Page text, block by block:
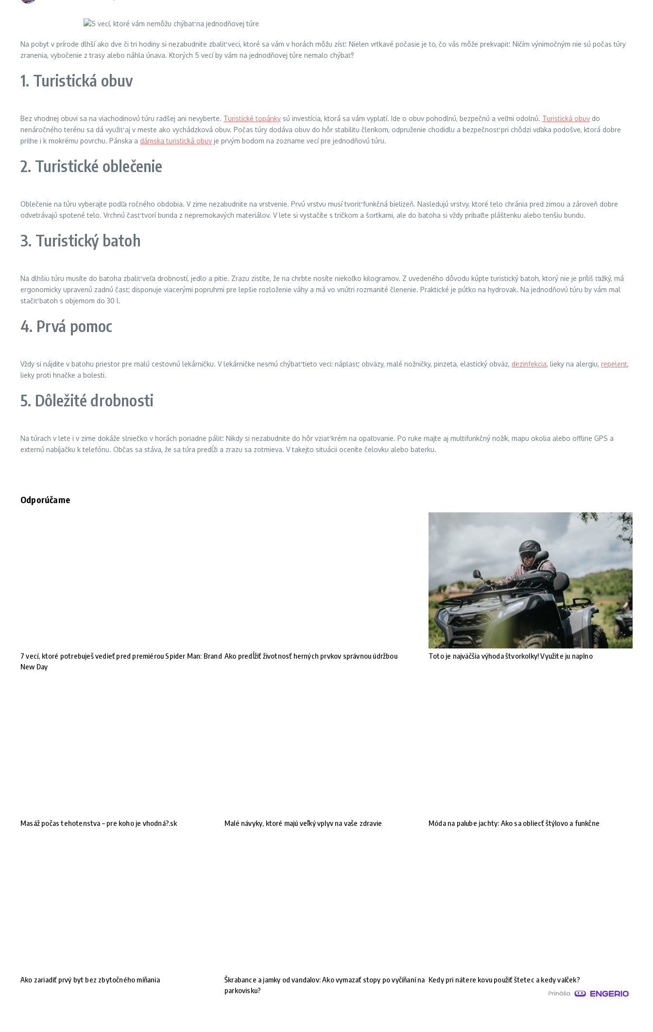
Na pobyt v prírode dlhší ako dve či tri hodiny si nezabudnite zbaliť veci, ktoré sa vám v horách môžu zísť. Nielen vrtkavé počasie je to, čo vás môže prekvapiť. Ničím výnimočným nie sú počas túry
zranenia, vybočenie z trasy alebo náhla únava. Ktorých 5 vecí by vám na jednodňovej túre nemalo chýbať?
1. Turistická obuv
Bez vhodnej obuvi sa na viachodinovú túru radšej ani nevyberte. Turistické topánky sú investícia, ktorá sa vám vyplatí. Ide o obuv pohodlnú, bezpečnú a veľmi odolnú. Turistická obuv do
nenáročného terénu sa dá využiť aj v meste ako vychádzková obuv. Počas túry dodáva obuv do hôr stabilitu členkom, odpruženie chodidlu a bezpečnosť pri chôdzi vďaka podošve, ktorá dobre
priľne i k mokrému povrchu. Pánska a dámska turistická obuv je prvým bodom na zozname vecí pre jednodňovú túru.
2. Turistické oblečenie
Oblečenie na túru vyberajte podľa ročného obdobia. V zime nezabudnite na vrstvenie. Prvú vrstvu musí tvoriť funkčná bielizeň. Nasledujú vrstvy, ktoré telo chránia pred zimou a zároveň dobre
odvetrávajú spotené telo. Vrchnú časť tvorí bunda z nepremokavých materiálov. V lete si vystačíte s tričkom a šortkami, ale do batoha si vždy pribaľte pláštenku alebo tenšiu bundu.
3. Turistický batoh
Na dlhšiu túru musíte do batoha zbaliť veľa drobností, jedlo a pitie. Zrazu zistíte, že na chrbte nosíte niekoľko kilogramov. Z uvedeného dôvodu kúpte turistický batoh, ktorý nie je príliš ťažký, má
ergonomicky upravenú zadnú časť, disponuje viacerými popruhmi pre lepšie rozloženie váhy a má vo vnútri rozmanité členenie. Praktické je pútko na hydrovak. Na jednodňovú túru by vám mal
stačiť batoh s objemom do 30 l.
4. Prvá pomoc
Vždy si nájdite v batohu priestor pre malú cestovnú lekárničku. V lekárničke nesmú chýbať tieto veci: náplasť, obväzy, malé nožničky, pinzeta, elastický obväz, dezinfekcia, lieky na alergiu, repelent,
lieky proti hnačke a bolesti.
5. Dôležité drobnosti
Na túrach v lete i v zime dokáže slniečko v horách poriadne páliť. Nikdy si nezabudnite do hôr vziať krém na opaľovanie. Po ruke majte aj multifunkčný nožík, mapu okolia alebo offline GPS a
externú nabíjačku k telefónu. Občas sa stáva, že sa túra predĺži a zrazu sa zotmieva. V takejto situácii oceníte čelovku alebo baterku.
Odporúčame
7 vecí, ktoré potrebuješ vedieť pred premiérou Spider Man: Brand
New Day
Ako predĺžiť životnosť herných prvkov správnou údržbou Toto je najväčšia výhoda štvorkolky! Využite ju naplno
Masáž počas tehotenstva – pre koho je vhodná?.sk Malé návyky, ktoré majú veľký vplyv na vaše zdravie Móda na palube jachty: Ako sa obliecť štýlovo a funkčne
Ako zariadiť prvý byt bez zbytočného míňania
Škrabance a jamky od vandalov: Ako vymazať stopy po vyčíňaní na
parkovisku?
Kedy pri nátere kovu použiť štetec a kedy valček?